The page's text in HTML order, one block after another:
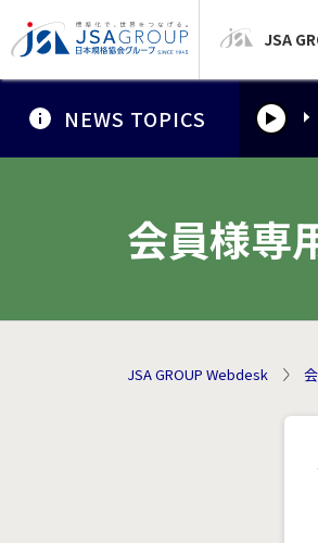
JSA
NEWS TOPICS
会員様専
JSA GROUP Webdesk